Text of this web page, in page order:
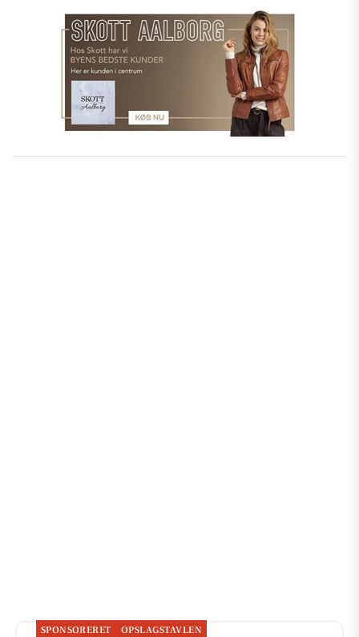
SPONSORERET OPSLAGSTAVLEN